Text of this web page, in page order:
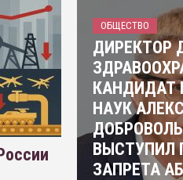
ОБЩЕСТВО
ДИРЕКТОР
КАНДИДАТ
НАУК
ВЫСТУПИЛ
ЗАПРЕТА